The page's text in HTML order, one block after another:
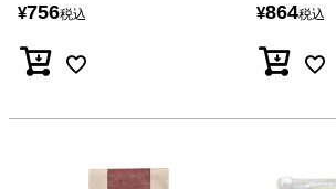
¥756税込 ¥864税込